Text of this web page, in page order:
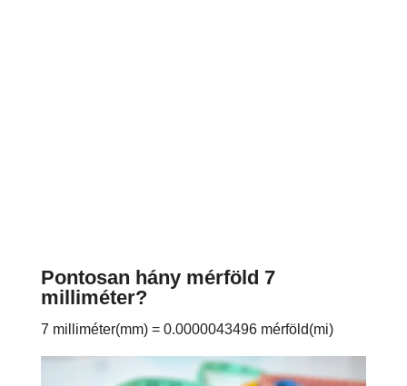
Pontosan hány mérföld 7
milliméter?
7 milliméter(mm) = 0.0000043496 mérföld(mi)